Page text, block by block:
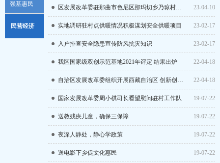
公益
提案答复
发改动态
强基惠民
民营经济
区发展改革委驻那曲市色尼区那玛切乡乃琼村工作队 组织庆祝“3·28”西藏百万 农奴解放纪念日活动 23-04-10
实地调研驻村点供暖情况积极谋划安全供暖项目 23-02-17
入户排查安全隐患宣传防风抗灾知识 23-02-17
我区国家级双创示范基地2021年评定 结果出炉 22-04-18
自治区发展改革委组织开展西藏自治区 创新创业项目融资路演活动 22-04-18
国家发展改革委周小棋司长看望慰问驻村工作队 19-07-22
送教残疾儿童，确保三保障 19-07-22
夜深人静处，静心学政策 19-07-22
送电影下乡促文化惠民 19-07-22